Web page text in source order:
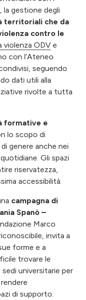
la gestione degli
territoriali che da
contro le
violenza ODV e
con l’Ateneo
seguendo
dati utili alla
rivolte a tutta
formative e
lo scopo di
genere anche nei
Gli spazi
riservatezza,
accessibilità.
campagna di
Spanò –
Marco
invita a
forme e a
trovare le
universitarie per
di supporto.